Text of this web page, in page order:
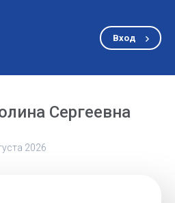
Вход
Сергеевна
2026